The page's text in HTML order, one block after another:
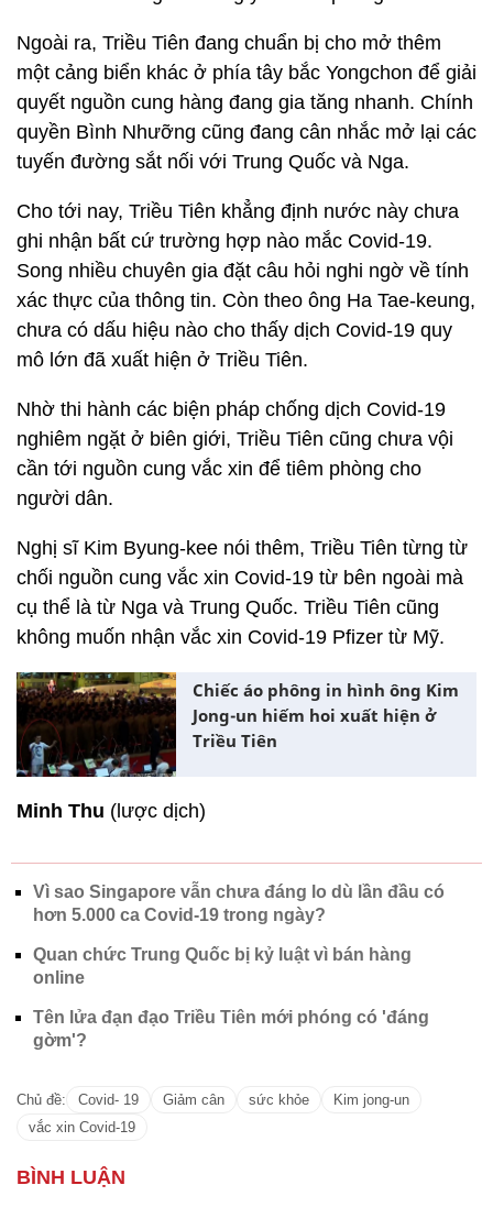
Ngoài ra, Triều Tiên đang chuẩn bị cho mở thêm
một cảng biển khác ở phía tây bắc Yongchon để giải
quyết nguồn cung hàng đang gia tăng nhanh. Chính
quyền Bình Nhưỡng cũng đang cân nhắc mở lại các
tuyến đường sắt nối với Trung Quốc và Nga.
Cho tới nay, Triều Tiên khẳng định nước này chưa
ghi nhận bất cứ trường hợp nào mắc Covid-19.
Song nhiều chuyên gia đặt câu hỏi nghi ngờ về tính
xác thực của thông tin. Còn theo ông Ha Tae-keung,
chưa có dấu hiệu nào cho thấy dịch Covid-19 quy
mô lớn đã xuất hiện ở Triều Tiên.
Nhờ thi hành các biện pháp chống dịch Covid-19
nghiêm ngặt ở biên giới, Triều Tiên cũng chưa vội
cần tới nguồn cung vắc xin để tiêm phòng cho
người dân.
Nghị sĩ Kim Byung-kee nói thêm, Triều Tiên từng từ
chối nguồn cung vắc xin Covid-19 từ bên ngoài mà
cụ thể là từ Nga và Trung Quốc. Triều Tiên cũng
không muốn nhận vắc xin Covid-19 Pfizer từ Mỹ.
Chiếc áo phông in hình ông Kim
Jong-un hiếm hoi xuất hiện ở
Triều Tiên
Minh Thu (lược dịch)
Vì sao Singapore vẫn chưa đáng lo dù lần đầu có
hơn 5.000 ca Covid-19 trong ngày?
Quan chức Trung Quốc bị kỷ luật vì bán hàng
online
Tên lửa đạn đạo Triều Tiên mới phóng có 'đáng
gờm'?
Chủ đề: Covid- 19 Giảm cân sức khỏe
Kim jong-un
vắc xin Covid-19